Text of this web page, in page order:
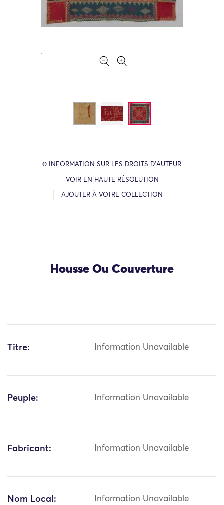
© INFORMATION SUR LES DROITS D’AUTEUR
VOIR EN HAUTE RÉSOLUTION
AJOUTER À VOTRE COLLECTION
Housse Ou Couverture
Titre: Information Unavailable
Peuple: Information Unavailable
Fabricant: Information Unavailable
Nom Local: Information Unavailable